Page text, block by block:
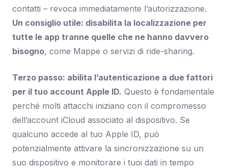
contatti – revoca immediatamente l’autorizzazione.
Un consiglio utile: disabilita la localizzazione per
tutte le app tranne quelle che ne hanno davvero
bisogno, come Mappe o servizi di ride-sharing.
Terzo passo: abilita l’autenticazione a due fattori
per il tuo account Apple ID. Questo è fondamentale
perché molti attacchi iniziano con il compromesso
dell’account iCloud associato al dispositivo. Se
qualcuno accede al tuo Apple ID, può
potenzialmente attivare la sincronizzazione su un
suo dispositivo e monitorare i tuoi dati in tempo